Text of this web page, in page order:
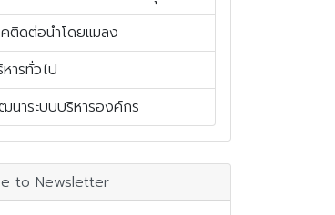
ติดต่อนำโดยแมลง
ารทั่วไป
าระบบบริหารองค์กร
to Newsletter